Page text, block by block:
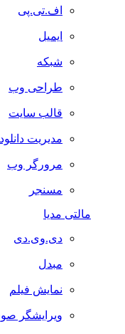
اف.تی.پی
ایمیل
شبکه
طراحی وب
قالب سایت
مدیریت دانلود
مرورگر وب
مسنجر
مالتی مدیا
دی.وی.دی
مبدل
نمایش فیلم
ویرایشگر صوت